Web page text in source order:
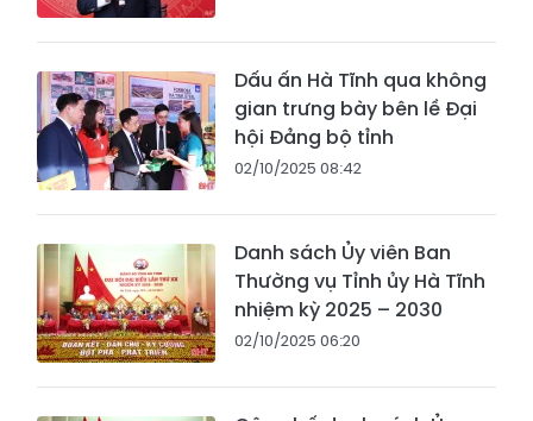
Dấu ấn Hà Tĩnh qua không
gian trưng bày bên lề Đại
hội Đảng bộ tỉnh
02/10/2025 08:42
Danh sách Ủy viên Ban
Thường vụ Tỉnh ủy Hà Tĩnh
nhiệm kỳ 2025 – 2030
02/10/2025 06:20